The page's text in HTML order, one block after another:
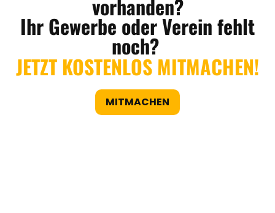
vorhanden?
Ihr Gewerbe oder Verein fehlt
noch?
JETZT KOSTENLOS MITMACHEN!
MITMACHEN